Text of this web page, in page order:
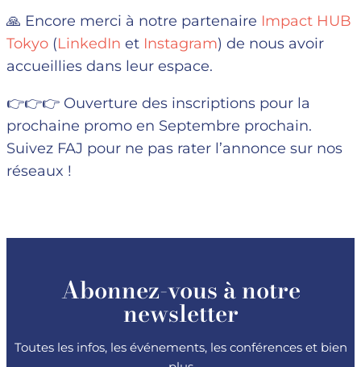
🙏 Encore merci à notre partenaire Impact HUB
Tokyo (LinkedIn et Instagram) de nous avoir
accueillies dans leur espace.
👉👉👉 Ouverture des inscriptions pour la
prochaine promo en Septembre prochain.
Suivez FAJ pour ne pas rater l’annonce sur nos
réseaux !
Abonnez-vous à notre
newsletter
Toutes les infos, les événements, les conférences et bien